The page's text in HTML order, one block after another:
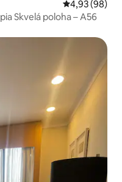
Priemerné
4,93 (98)
Skvelá poloha – A56